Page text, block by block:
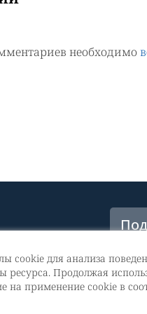
cookie для анализа
ресурса. Продолжая
на применение cookie в
необходимо